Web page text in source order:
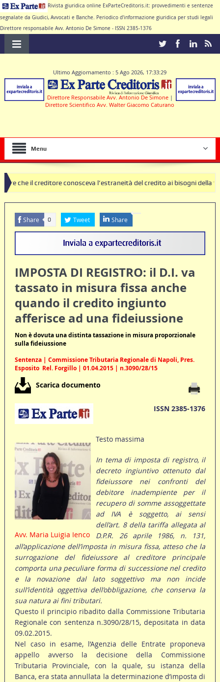
Rivista giuridica online ExParteCreditoris.it: provvedimenti e sentenze
segnalate da Giudici, Avvocati e Banche. Periodico d'informazione giuridica per studi legali
Direttore responsabile Avv. Antonio De Simone - ISSN 2385-1376
Ultimo Aggiornamento : 5 Ago 2026, 17:33:29
Direttore Responsabile Avv. Antonio De Simone |
Direttore Scientifico Avv. Walter Giacomo Caturano
Menu
conosceva l’estraneità del credito ai bisogni della famiglia
nulle deve produrre il contratto di conto corrente
Share 0 Tweet Share
IMPOSTA DI REGISTRO: il D.I. va
tassato in misura fissa anche
quando il credito ingiunto
afferisce ad una fideiussione
Non è dovuta una distinta tassazione in misura proporzionale
sulla fideiussione
Sentenza | Commissione Tributaria Regionale di Napoli, Pres.
Esposito  Rel. Forgillo | 01.04.2015 | n.3090/28/15
Scarica documento
ISSN 2385-1376
Avv. Maria Luigia Ienco
Testo massima
In tema di imposta di registro, il
decreto ingiuntivo ottenuto dal
fideiussore nei confronti del
debitore inadempiente per il
recupero di somme assoggettate
ad IVA è soggetto, ai sensi
dell’art. 8 della tariffa allegata al
D.P.R. 26 aprile 1986, n. 131,
all’applicazione dell’imposta in misura fissa, atteso che la
surrogazione del fideiussore al creditore principale
comporta una peculiare forma di successione nel credito
e la novazione dal lato soggettivo ma non incide
sull’identità oggettiva dell’obbligazione, che conserva la
sua natura ai fini tributari.
Questo il principio ribadito dalla Commissione Tributaria
Regionale con sentenza n.3090/28/15, depositata in data
09.02.2015.
Nel caso in esame, l’Agenzia delle Entrate proponeva
appello avverso la decisione della Commissione
Tributaria Provinciale, con la quale, su istanza della
Banca, era stata annullata la determinazione d’imposta di